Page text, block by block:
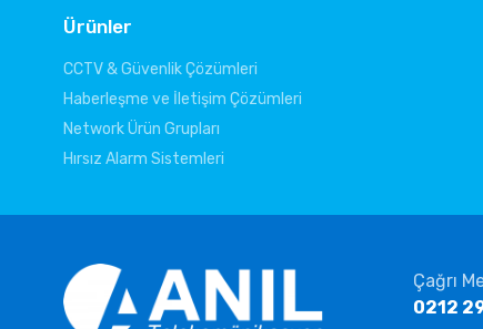
Ürünler
CCTV & Güvenlik Çözümleri
Haberleşme ve İletişim Çözümleri
Network Ürün Grupları
Hırsız Alarm Sistemleri
Çağrı
0212